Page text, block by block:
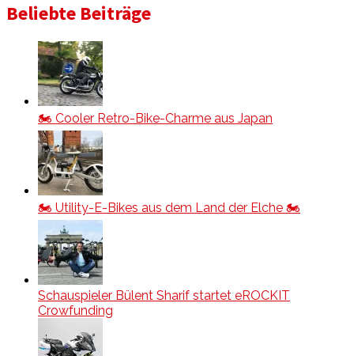
Beliebte Beiträge
🏍️ Cooler Retro-Bike-Charme aus Japan
🏍️ Utility-E-Bikes aus dem Land der Elche 🏍️
Schauspieler Bülent Sharif startet eROCKIT
Crowfunding